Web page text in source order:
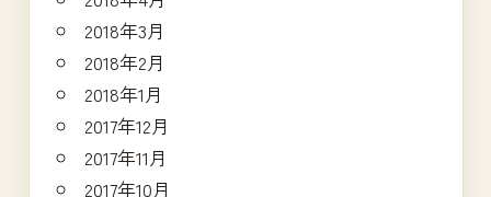
2018年3月
2018年2月
2018年1月
2017年12月
2017年11月
2017年10月